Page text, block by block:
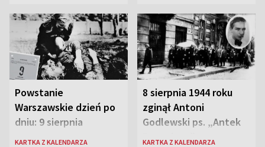
Powstanie
Warszawskie dzień po
dniu: 9 sierpnia
KARTKA Z KALENDARZA
8 sierpnia 1944 roku
zginął Antoni
Godlewski ps. „Antek
Rozpylacz”
KARTKA Z KALENDARZA